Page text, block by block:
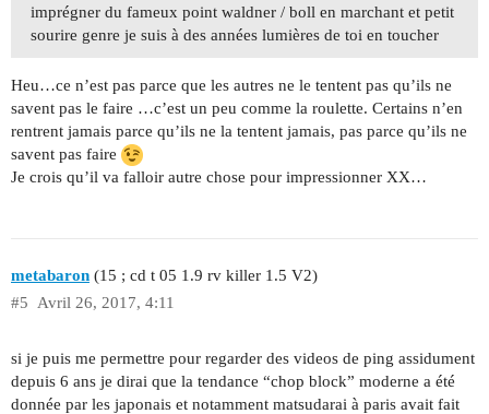
imprégner du fameux point waldner / boll en marchant et petit
sourire genre je suis à des années lumières de toi en toucher
Heu…ce n’est pas parce que les autres ne le tentent pas qu’ils ne
savent pas le faire …c’est un peu comme la roulette. Certains n’en
rentrent jamais parce qu’ils ne la tentent jamais, pas parce qu’ils ne
savent pas faire
Je crois qu’il va falloir autre chose pour impressionner XX…
metabaron (15 ; cd t 05 1.9 rv killer 1.5 V2)
Avril 26, 2017, 4:11
#5
si je puis me permettre pour regarder des videos de ping assidument
depuis 6 ans je dirai que la tendance “chop block” moderne a été
donnée par les japonais et notamment matsudarai à paris avait fait